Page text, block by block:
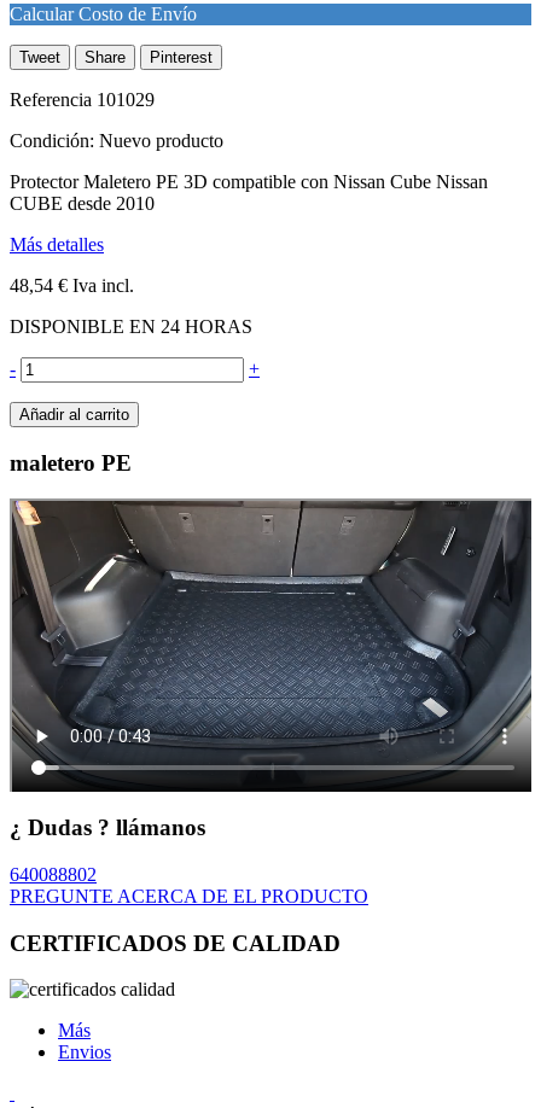
Calcular Costo de Envío
Tweet Share Pinterest
Referencia 101029
Condición: Nuevo producto
Protector Maletero PE 3D compatible con Nissan Cube Nissan
CUBE desde 2010
Más detalles
48,54 € Iva incl.
DISPONIBLE EN 24 HORAS
- +
Añadir al carrito
maletero PE
¿ Dudas ? llámanos
640088802
PREGUNTE ACERCA DE EL PRODUCTO
CERTIFICADOS DE CALIDAD
Más
Envios